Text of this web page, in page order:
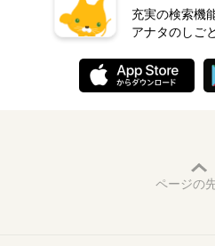
充実の検索機
アナタのしご
ページの